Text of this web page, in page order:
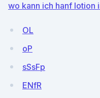
wo kann ich hanf lotion
OL
oP
sSsFp
ENfR